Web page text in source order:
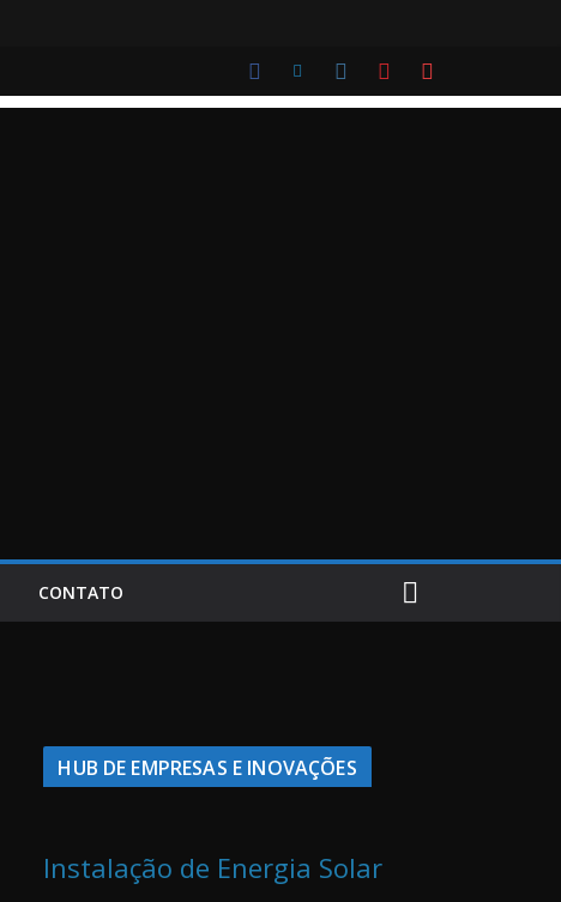
CONTATO
HUB DE EMPRESAS E INOVAÇÕES
Instalação de Energia Solar